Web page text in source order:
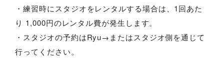
・練習時にスタジオをレンタルする場合は、1回あた
り 1,000円のレンタル費が発生します。
・スタジオの予約はRyu→またはスタジオ側を通じて
行ってください。